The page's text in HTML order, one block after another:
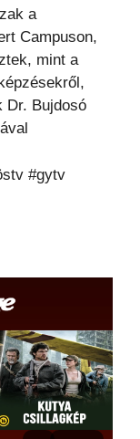
a
Campuson,
mint a
Dr. Bujdosó
#gytv